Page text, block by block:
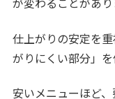
仕上がりの安定を
がりにくい部分」を
安いメニューほど